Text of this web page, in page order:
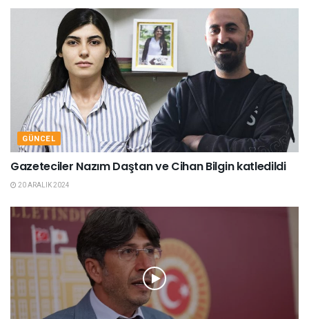
GÜNCEL
Gazeteciler Nazım Daştan ve Cihan Bilgin katledildi
20 ARALIK 2024